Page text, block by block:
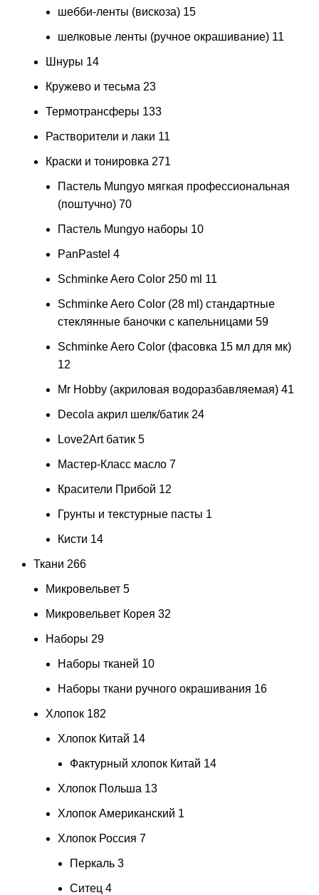
шебби-ленты (вискоза) 15
шелковые ленты (ручное окрашивание) 11
Шнуры 14
Кружево и тесьма 23
Термотрансферы 133
Растворители и лаки 11
Краски и тонировка 271
Пастель Mungyo мягкая профессиональная
(поштучно) 70
Пастель Mungyo наборы 10
PanPastel 4
Schminke Aero Color 250 ml 11
Schminke Aero Color (28 ml) стандартные
стеклянные баночки с капельницами 59
Schminke Aero Color (фасовка 15 мл для мк)
12
Mr Hobby (акриловая водоразбавляемая) 41
Decola акрил шелк/батик 24
Love2Art батик 5
Мастер-Класс масло 7
Красители Прибой 12
Грунты и текстурные пасты 1
Кисти 14
Ткани 266
Микровельвет 5
Микровельвет Корея 32
Наборы 29
Наборы тканей 10
Наборы ткани ручного окрашивания 16
Хлопок 182
Хлопок Китай 14
Фактурный хлопок Китай 14
Хлопок Польша 13
Хлопок Американский 1
Хлопок Россия 7
Перкаль 3
Ситец 4